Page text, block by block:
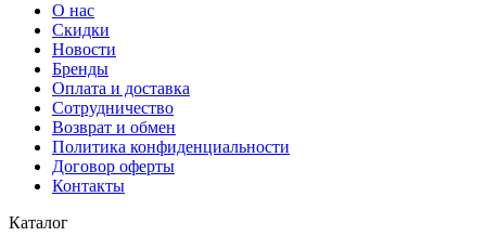
О нас
Скидки
Новости
Бренды
Оплата и доставка
Сотрудничество
Возврат и обмен
Политика конфиденциальности
Договор оферты
Контакты
Каталог